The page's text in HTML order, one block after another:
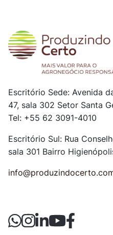
Escritório Sede: Avenida
47, sala 302 Setor Santa
Tel: +55 62 3091-4010
Escritório Sul: Rua
sala 301 Bairro